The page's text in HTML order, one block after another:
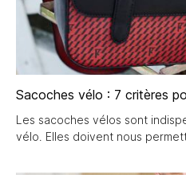
Sacoches vélo : 7 critères
Les sacoches vélos sont
vélo. Elles doivent nous